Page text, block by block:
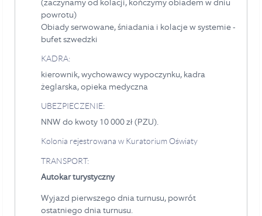
(zaczynamy od kolacji, kończymy obiadem w dniu
powrotu)
Obiady serwowane, śniadania i kolacje w systemie -
bufet szwedzki
KADRA:
kierownik, wychowawcy wypoczynku, kadra
żeglarska, opieka medyczna
UBEZPIECZENIE:
NNW do kwoty 10 000 zł (PZU).
Kolonia rejestrowana w Kuratorium Oświaty
TRANSPORT:
Autokar turystyczny
Wyjazd pierwszego dnia turnusu, powrót
ostatniego dnia turnusu.